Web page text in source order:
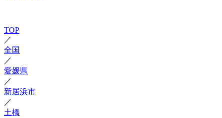
TOP
／
全国
／
愛媛県
／
新居浜市
／
土橋